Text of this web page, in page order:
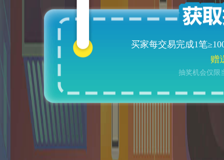
买家每交易完成1笔≥
赠
抽奖机会仅限